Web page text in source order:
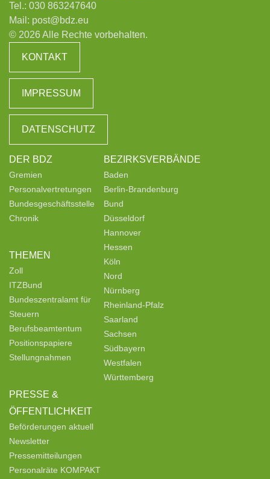
Tel.: 030 863247640
Mail: post@bdz.eu
© 2026 Alle Rechte vorbehalten.
KONTAKT
IMPRESSUM
DATENSCHUTZ
DER BDZ
Gremien
Personalvertretungen
Bundesgeschäftsstelle
Chronik
THEMEN
Zoll
ITZBund
Bundeszentralamt für
Steuern
Berufsbeamtentum
Positionspapiere
Stellungnahmen
PRESSE &
ÖFFENTLICHKEIT
Beförderungen aktuell
Newsletter
Pressemitteilungen
Personalräte KOMPAKT
BEZIRKSVERBÄNDE
Baden
Berlin-Brandenburg
Bund
Düsseldorf
Hannover
Hessen
Köln
Nord
Nürnberg
Rheinland-Pfalz
Saarland
Sachsen
Südbayern
Westfalen
Württemberg